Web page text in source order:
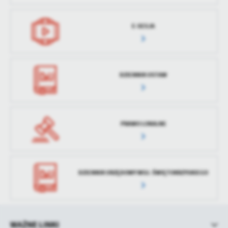
społecznościowych.
E-SESJA
DZIENNIK USTAW
PRAWO LOKALNE
DZIENNIK URZĘDOWY WOJ. ŚWIĘTOKRZYSKIEGO
WAŻNE LINKI